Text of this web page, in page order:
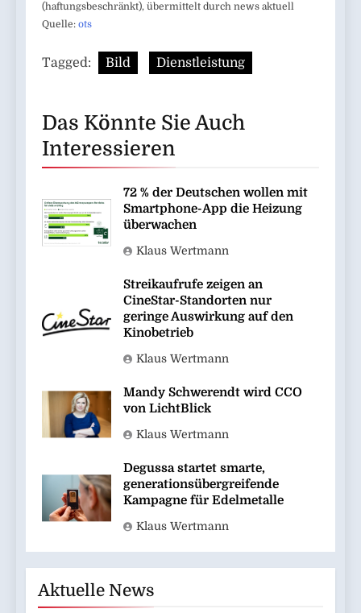
(haftungsbeschränkt), übermittelt durch news aktuell
Quelle: ots
Tagged: Bild Dienstleistung
Das Könnte Sie Auch
Interessieren
72 % der Deutschen wollen mit
Smartphone-App die Heizung
überwachen
Klaus Wertmann
Streikaufrufe zeigen an
CineStar-Standorten nur
geringe Auswirkung auf den
Kinobetrieb
Klaus Wertmann
Mandy Schwerendt wird CCO
von LichtBlick
Klaus Wertmann
Degussa startet smarte,
generationsübergreifende
Kampagne für Edelmetalle
Klaus Wertmann
Aktuelle News